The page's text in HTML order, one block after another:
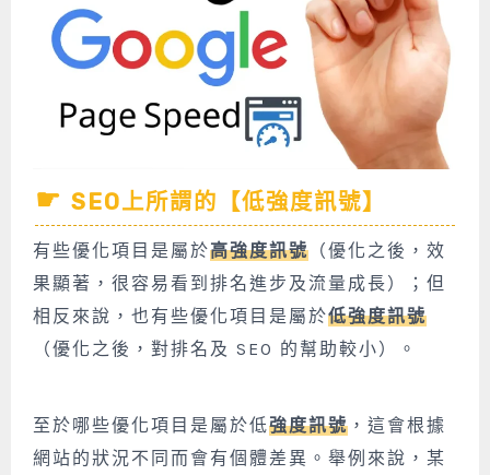
SEO上所謂的【低強度訊號】
有些優化項目是屬於高強度訊號 （優化之後，效
果顯著，很容易看到排名進步及流量成長）；但
相反來說，也有些優化項目是屬於低強度訊號
（優化之後，對排名及 SEO 的幫助較小）。
至於哪些優化項目是屬於低強度訊號 ，這會根據
網站的狀況不同而會有個體差異。舉例來說，某